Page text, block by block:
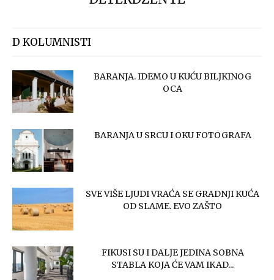
D KOLUMNISTI
BARANJA. IDEMO U KUĆU BILJKINOG
OCA
BARANJA U SRCU I OKU FOTOGRAFA
SVE VIŠE LJUDI VRAĆA SE GRADNJI KUĆA
OD SLAME. EVO ZAŠTO
FIKUSI SU I DALJE JEDINA SOBNA
STABLA KOJA ĆE VAM IKAD...